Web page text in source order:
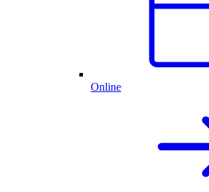
Online